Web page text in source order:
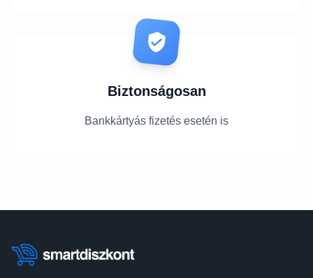
Biztonságosan
Bankkártyás fizetés esetén is